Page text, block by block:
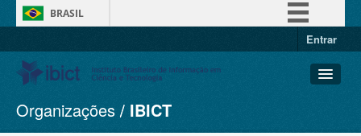
BRASIL
Entrar
Conjuntos de dados
Organizações IBICT